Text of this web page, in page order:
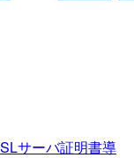
サーバ証明書導